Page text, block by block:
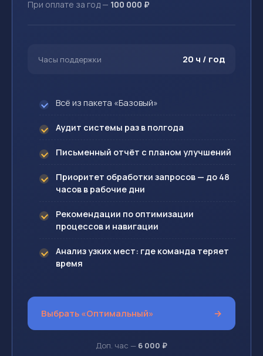
При оплате за год — 100 000 ₽
Часы поддержки 20 ч / год
Всё из пакета «Базовый»
Аудит системы раз в полгода
Письменный отчёт с планом улучшений
Приоритет обработки запросов — до 48
часов в рабочие дни
Рекомендации по оптимизации
процессов и навигации
Анализ узких мест: где команда теряет
время
Выбрать «Оптимальный» →
Доп. час — 6 000 ₽